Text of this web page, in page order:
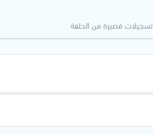
تسجيلات قصيرة من الحلقة